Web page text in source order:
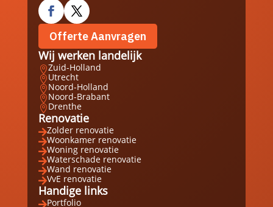
Offerte Aanvragen
Wij werken landelijk
Zuid-Holland
Utrecht
Noord-Holland
Noord-Brabant
Drenthe
Renovatie
Zolder renovatie
Woonkamer renovatie
Woning renovatie
Waterschade renovatie
Wand renovatie
VvE renovatie
Handige links
Portfolio